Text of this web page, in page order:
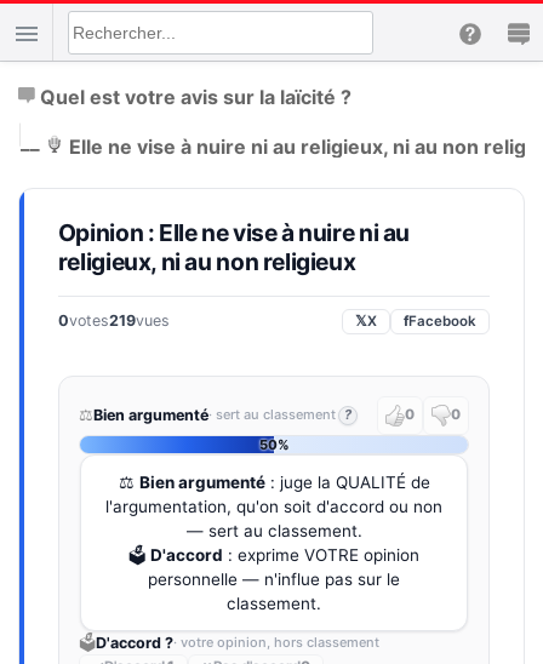
Quel est votre avis sur la laïcité ?
__ Elle ne vise à nuire ni au religieux, ni au non
Opinion : Elle ne vise à nuire ni au
religieux, ni au non religieux
0votes219vues 𝕏X fFacebook
⚖️Bien argumenté· sert au classement ? 0
0
50%
⚖️ Bien argumenté: juge la QUALITÉ de
l'argumentation, qu'on soit d'accord ou non
— sert au classement.
🗳️ D'accord : exprime VOTRE opinion
personnelle — n'influe pas sur le
classement.
🗳️D'accord ?· votre opinion, hors classement